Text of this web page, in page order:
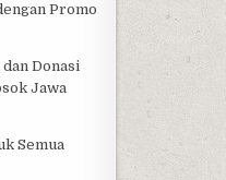
Promo
Donasi
Jawa
Semua